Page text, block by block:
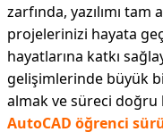
zarfında, yazılımı
projelerinizi hayata
hayatlarına katkı
gelişimlerinde büyük
almak ve süreci
AutoCAD öğrenci